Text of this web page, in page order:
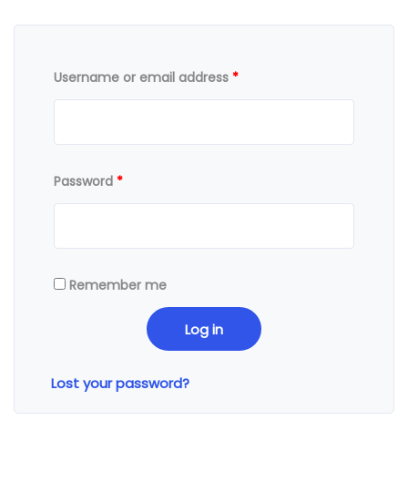
Username or email address *
Password *
Remember me
Log in
Lost your password?